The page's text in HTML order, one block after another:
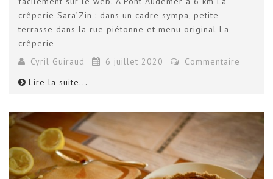
crêperie Sara’Zin : dans un cadre sympa, petite
terrasse dans la rue piétonne et menu original La
crêperie
Cyril Guiraud
6 juillet 2020
Commentaire
Lire la suite...